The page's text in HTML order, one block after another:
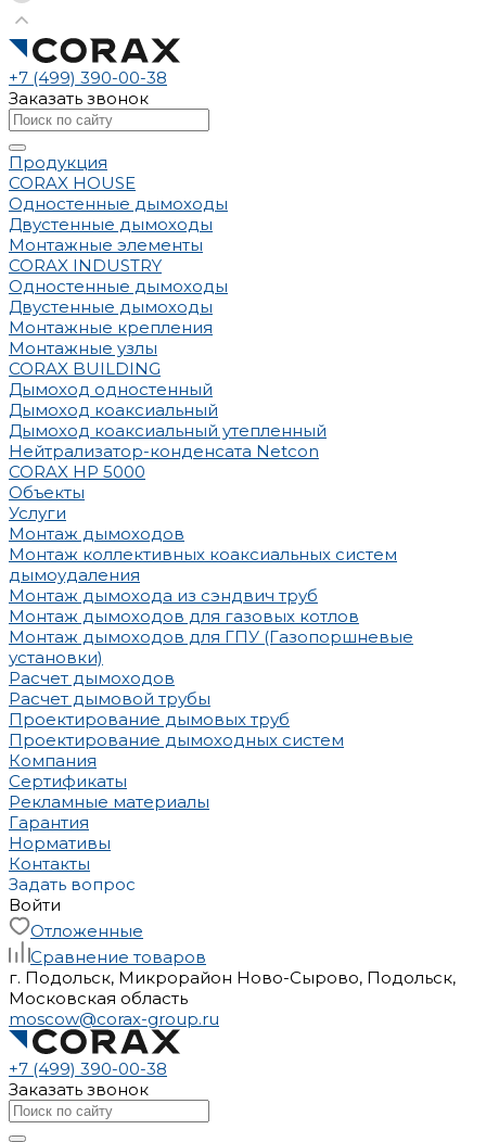
+7 (499) 390-00-38
Заказать звонок
Продукция
CORAX HOUSE
Одностенные дымоходы
Двустенные дымоходы
Монтажные элементы
CORAX INDUSTRY
Одностенные дымоходы
Двустенные дымоходы
Монтажные крепления
Монтажные узлы
CORAX BUILDING
Дымоход одностенный
Дымоход коаксиальный
Дымоход коаксиальный утепленный
Нейтрализатор-конденсата Netcon
CORAX HP 5000
Объекты
Услуги
Монтаж дымоходов
Монтаж коллективных коаксиальных систем
дымоудаления
Монтаж дымохода из сэндвич труб
Монтаж дымоходов для газовых котлов
Монтаж дымоходов для ГПУ (Газопоршневые
установки)
Расчет дымоходов
Расчет дымовой трубы
Проектирование дымовых труб
Проектирование дымоходных систем
Компания
Сертификаты
Рекламные материалы
Гарантия
Нормативы
Контакты
Задать вопрос
Войти
Отложенные
Сравнение товаров
г. Подольск, Микрорайон Ново-Сырово, Подольск,
Московская область
moscow@corax-group.ru
+7 (499) 390-00-38
Заказать звонок